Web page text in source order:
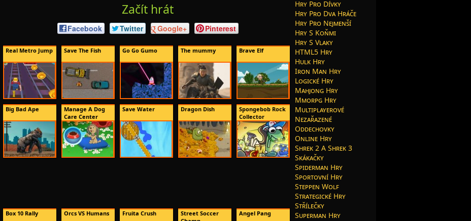
Začít hrát
Facebook Twitter Google+ Pinterest
Real Metro Jump Save The Fish Go Go Gumo The mummy Brave Elf
Big Bad Ape
Manage A Dog
Care Center
Save Water Dragon Dish
Spongebob Rock
Collector
Box 10 Rally Orcs VS Humans Fruita Crush
Street Soccer
Angel Pang
Hry Pro Dívky
Hry Pro Dva Hráče
Hry Pro Nejmenší
Hry S Koňmi
Hry S Vlaky
HTML5 Hry
Hulk Hry
Iron Man Hry
Logické Hry
Mahjong Hry
Mmorpg Hry
Multiplayerové
Nezařazené
Oddechovky
Online Hry
Shrek 2 A Shrek 3
Skákačky
Spiderman Hry
Sportovní Hry
Steppen Wolf
Strategické Hry
Střílečky
Superman Hry